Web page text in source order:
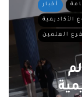
أخبار
الأكاديمية
العلمين